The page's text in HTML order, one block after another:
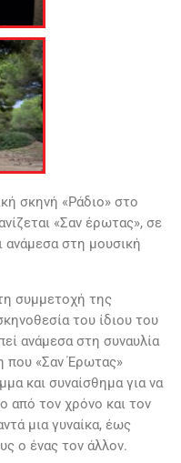
σκηνή «Ράδιο» στο
«Σαν έρωτας», σε
ανάμεσα στη μουσική
συμμετοχή της
του ίδιου του
ανάμεσα στη συναυλία
που «Σαν Έρωτας»
και συναίσθημα για να
από τον χρόνο και τον
μια γυναίκα, έως
ο ένας τον άλλον.